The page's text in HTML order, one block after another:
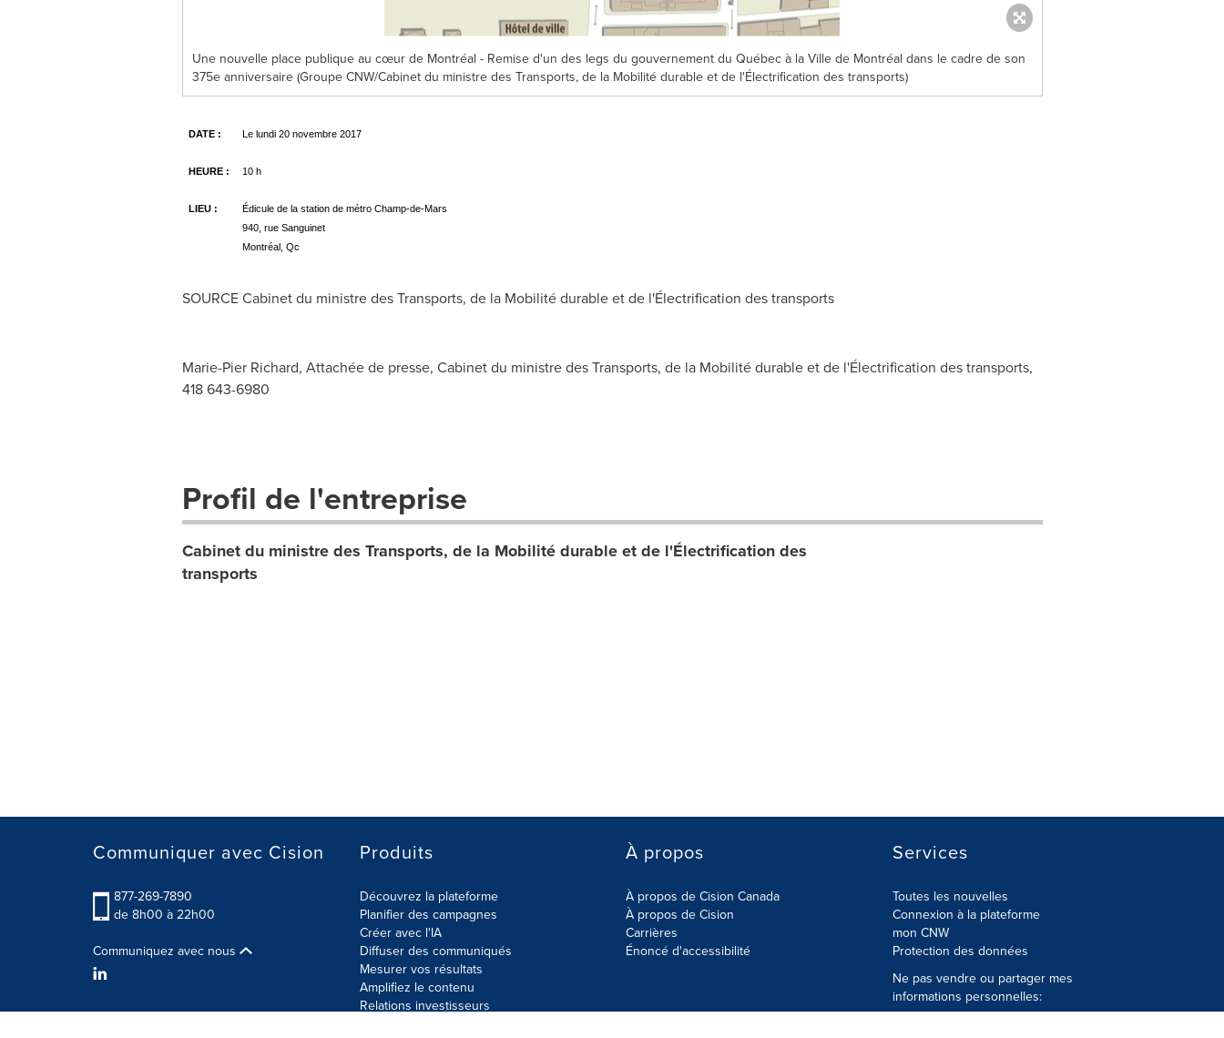
Une nouvelle place publique au cœur de Montréal - Remise d'un des legs du gouvernement du Québec à la Ville de Montréal dans le cadre de son
375e anniversaire (Groupe CNW/Cabinet du ministre des Transports, de la Mobilité durable et de l'Électrification des transports)
DATE : Le lundi 20 novembre 2017
HEURE : 10 h
LIEU :
Édicule de la station de métro Champ-de-Mars
940, rue Sanguinet
Montréal, Qc
SOURCE Cabinet du ministre des Transports, de la Mobilité durable et de l'Électrification des transports
Marie-Pier Richard, Attachée de presse, Cabinet du ministre des Transports, de la Mobilité durable et de l'Électrification des transports,
418 643-6980
Profil de l'entreprise
Cabinet du ministre des Transports, de la Mobilité durable et de l'Électrification des
transports
Communiquer avec Cision
877-269-7890
de 8h00 à 22h00
Communiquez avec nous
Produits
Découvrez la plateforme
Planifier des campagnes
Créer avec l'IA
Diffuser des communiqués
Mesurer vos résultats
Amplifiez le contenu
Relations investisseurs
À propos
À propos de Cision Canada
À propos de Cision
Carrières
Énoncé d'accessibilité
Services
Toutes les nouvelles
Connexion à la plateforme
mon CNW
Protection des données
Ne pas vendre ou partager mes
informations personnelles: